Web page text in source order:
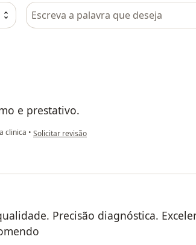
Pesquisar em opiniões
e prestativo.
clinica • na opinião do utilizador usuário
Solicitar revisão
Precisão diagnóstica.